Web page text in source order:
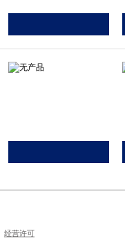
经营许可